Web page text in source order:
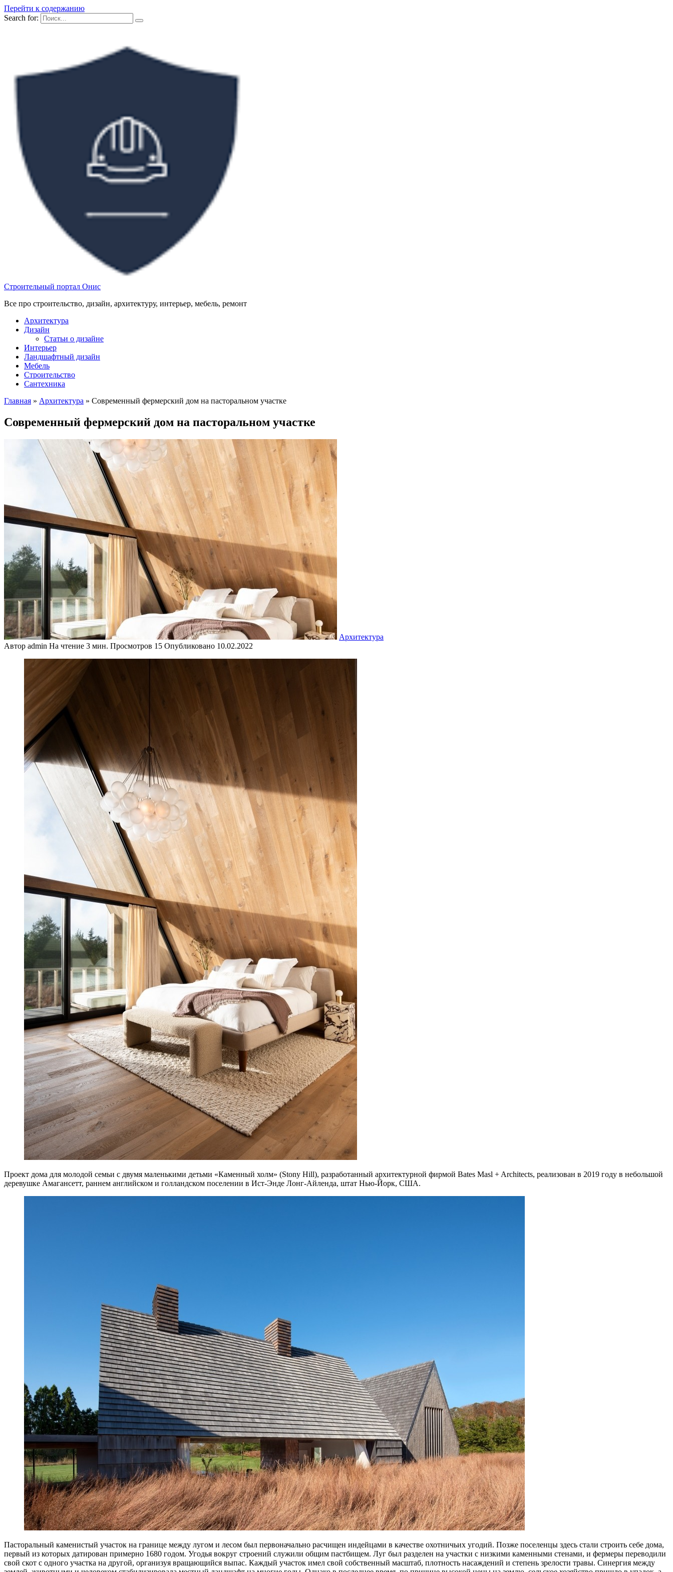
Перейти к содержанию
Search for:
Строительный портал Онис
Все про строительство, дизайн, архитектуру, интерьер, мебель, ремонт
Архитектура
Дизайн
Статьи о дизайне
Интерьер
Ландшафтный дизайн
Мебель
Строительство
Сантехника
Главная » Архитектура » Современный фермерский дом на пасторальном участке
Современный фермерский дом на пасторальном участке
Архитектура
Автор admin На чтение 3 мин. Просмотров 15 Опубликовано 10.02.2022
Проект дома для молодой семьи с двумя маленькими детьми «Каменный холм» (Stony Hill), разработанный архитектурной фирмой Bates Masl + Architects, реализован в 2019 году в небольшой
деревушке Амагансетт, раннем английском и голландском поселении в Ист-Энде Лонг-Айленда, штат Нью-Йорк, США.
Пасторальный каменистый участок на границе между лугом и лесом был первоначально расчищен индейцами в качестве охотничьих угодий. Позже поселенцы здесь стали строить себе дома,
первый из которых датирован примерно 1680 годом. Угодья вокруг строений служили общим пастбищем. Луг был разделен на участки с низкими каменными стенами, и фермеры переводили
свой скот с одного участка на другой, организуя вращающийся выпас. Каждый участок имел свой собственный масштаб, плотность насаждений и степень зрелости травы. Синергия между